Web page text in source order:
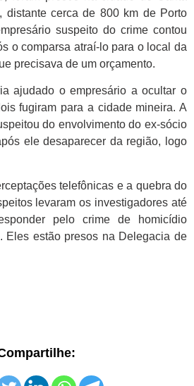
distante cerca de 800 km de Porto
suspeito do crime contou
o comparsa atraí-lo para o local da
precisava de um orçamento.
ajudado o empresário a ocultar o
fugiram para a cidade mineira. A
do envolvimento do ex-sócio
ele desaparecer da região, logo
telefônicas e a quebra do
levaram os investigadores até
pelo crime de homicídio
Eles estão presos na Delegacia de